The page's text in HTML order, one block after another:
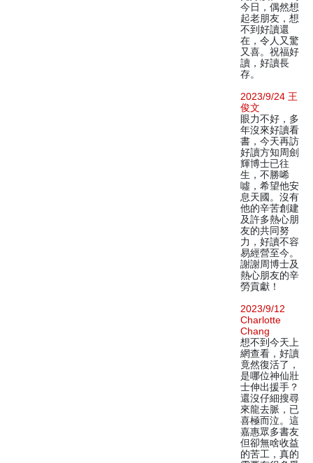
今日，偶然想
起老朋友，想
不到好讀還
在，令人又驚
又喜。祝福好
讀，好讀長
存。
2023/9/24 王
俊文
眼力不好，多
年沒來好讀看
書，今天再訪
好讀方知周劍
輝博士已往
生，不勝唏
噓，希望他安
息天國。沒有
他的辛苦創建
及許多熱心朋
友的共同努
力，好讀不容
易經營至今。
謝謝周博士及
熱心朋友的辛
勞貢獻！
2023/9/12
Charlotte
Chang
想不到今天上
網查看，好讀
竟然復活了，
是哪位神仙壯
士伸出援手？
還沒仔細搜尋
來龍去脈，已
喜極而泣。這
嘉惠眾多書友
但卻無啥收益
的苦工，真的